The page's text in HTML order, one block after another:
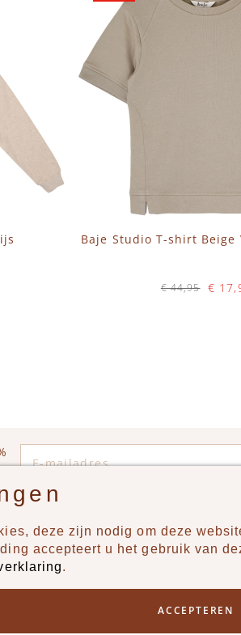
Baje Studio T-shirt Beige
€
€ 44,95
Producten
deze zijn nodig om deze
accepteert u het gebruik van
.
ACCEPTEREN